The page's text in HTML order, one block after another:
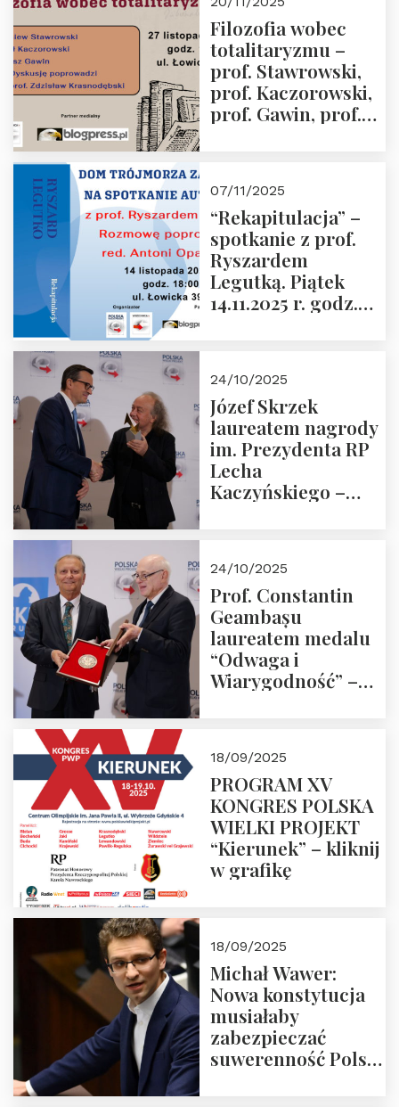
Przemysław
Sobolewski – 4
grudnia 2025 r.
godz. 18:00.
Filozofia wobec
totalitaryzmu –
prof. Stawrowski,
prof. Kaczorowski,
prof. Gawin, prof.
07/11/2025
“Rekapitulacja” –
spotkanie z prof.
Ryszardem
Legutką. Piątek
14.11.2025 r. godz.
24/10/2025
Józef Skrzek
laureatem nagrody
im. Prezydenta RP
Lecha
Kaczyńskiego –
24/10/2025
Prof. Constantin
Geambașu
laureatem medalu
“Odwaga i
Wiarygodność” –
18/09/2025
PROGRAM XV
KONGRES POLSKA
WIELKI PROJEKT
“Kierunek” – kliknij
w grafikę
18/09/2025
Michał Wawer:
Nowa konstytucja
musiałaby
zabezpieczać
suwerenność Polski